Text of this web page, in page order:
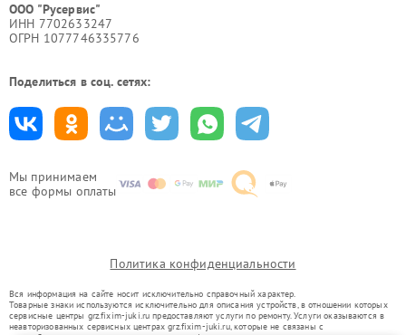
Мы принимаем
все формы оплаты
ООО "Русервис"
ИНН 7702633247
ОГРН 1077746335776
Поделиться в соц. сетях:
Политика конфиденциальности
Вся информация на сайте носит исключительно справочный характер.
Товарные знаки используются исключительно для описания устройств, в отношении которых
сервисные центры grz.fixim-juki.ru предоставляют услуги по ремонту. Услуги оказываются в
неавторизованных сервисных центрах grz.fixim-juki.ru, которые не связаны с